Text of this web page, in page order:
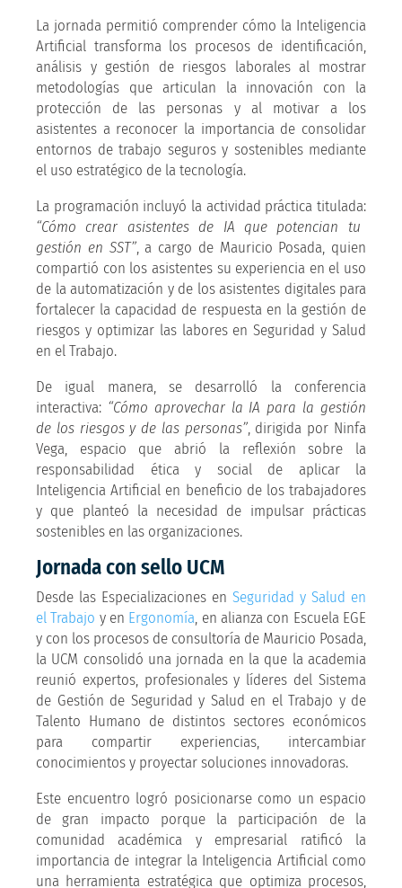
La jornada permitió comprender cómo la Inteligencia
Artificial transforma los procesos de identificación,
análisis y gestión de riesgos laborales al mostrar
metodologías que articulan la innovación con la
protección de las personas y al motivar a los
asistentes a reconocer la importancia de consolidar
entornos de trabajo seguros y sostenibles mediante
el uso estratégico de la tecnología.
La programación incluyó la actividad práctica titulada:
“Cómo crear asistentes de IA que potencian tu
gestión en SST”, a cargo de Mauricio Posada, quien
compartió con los asistentes su experiencia en el uso
de la automatización y de los asistentes digitales para
fortalecer la capacidad de respuesta en la gestión de
riesgos y optimizar las labores en Seguridad y Salud
en el Trabajo.
De igual manera, se desarrolló la conferencia
interactiva: “Cómo aprovechar la IA para la gestión
de los riesgos y de las personas”, dirigida por Ninfa
Vega, espacio que abrió la reflexión sobre la
responsabilidad ética y social de aplicar la
Inteligencia Artificial en beneficio de los trabajadores
y que planteó la necesidad de impulsar prácticas
sostenibles en las organizaciones.
Jornada con sello UCM
Desde las Especializaciones en Seguridad y Salud en
el Trabajo y en Ergonomía, en alianza con Escuela EGE
y con los procesos de consultoría de Mauricio Posada,
la UCM consolidó una jornada en la que la academia
reunió expertos, profesionales y líderes del Sistema
de Gestión de Seguridad y Salud en el Trabajo y de
Talento Humano de distintos sectores económicos
para compartir experiencias, intercambiar
conocimientos y proyectar soluciones innovadoras.
Este encuentro logró posicionarse como un espacio
de gran impacto porque la participación de la
comunidad académica y empresarial ratificó la
importancia de integrar la Inteligencia Artificial como
una herramienta estratégica que optimiza procesos,